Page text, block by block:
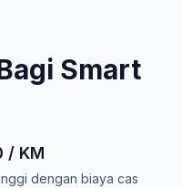
Smart
/ KM
dengan biaya cas